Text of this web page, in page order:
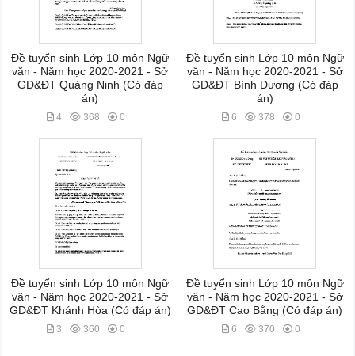
Đề tuyển sinh Lớp 10 môn Ngữ
văn - Năm học 2020-2021 - Sở
GD&ĐT Quảng Ninh (Có đáp
án)
4 368 0
Đề tuyển sinh Lớp 10 môn Ngữ
văn - Năm học 2020-2021 - Sở
GD&ĐT Bình Dương (Có đáp
án)
6 378 0
Đề tuyển sinh Lớp 10 môn Ngữ
văn - Năm học 2020-2021 - Sở
GD&ĐT Khánh Hòa (Có đáp án)
3 360 0
Đề tuyển sinh Lớp 10 môn Ngữ
văn - Năm học 2020-2021 - Sở
GD&ĐT Cao Bằng (Có đáp án)
6 370 0